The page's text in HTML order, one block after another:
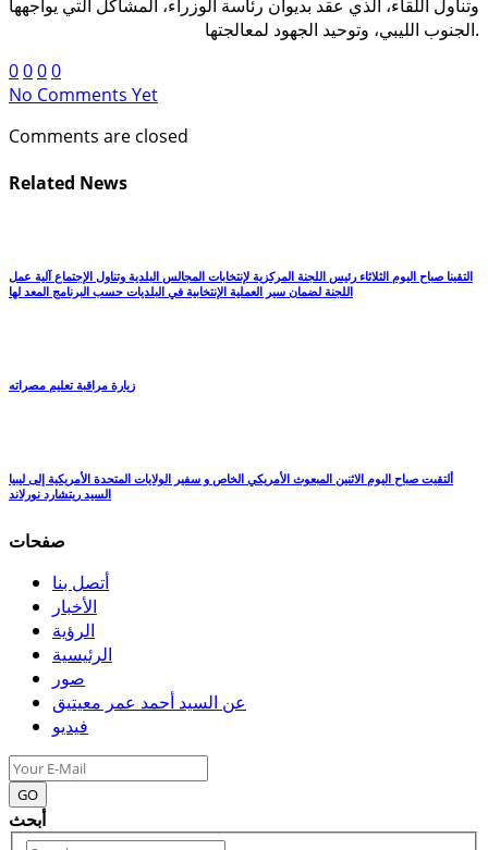
وتناول اللقاء، الذي عقد بديوان رئاسة الوزراء، المشاكل التي يواجهها
الجنوب الليبي، وتوحيد الجهود لمعالجتها.
0000
No Comments Yet
Comments are closed
Related News
التقينا صباح اليوم الثلاثاء رئيس اللجنة المركزية لإنتخابات المجالس البلدية وتناول الإجتماع آلية عمل
اللجنة لضمان سير العملية الإنتخابية في البلديات حسب البرنامج المعد لها
زيارة مراقبة تعليم مصراته
ألتقيت صباح اليوم الاثنين المبعوث الأمريكي الخاص و سفير الولايات المتحدة الأمريكية إلى ليبيا
السيد ريتشارد نورلاند
صفحات
أتصل بنا
الأخبار
الرؤية
الرئيسية
صور
عن السيد أحمد عمر معيتيق
فيديو
GO
أبحث